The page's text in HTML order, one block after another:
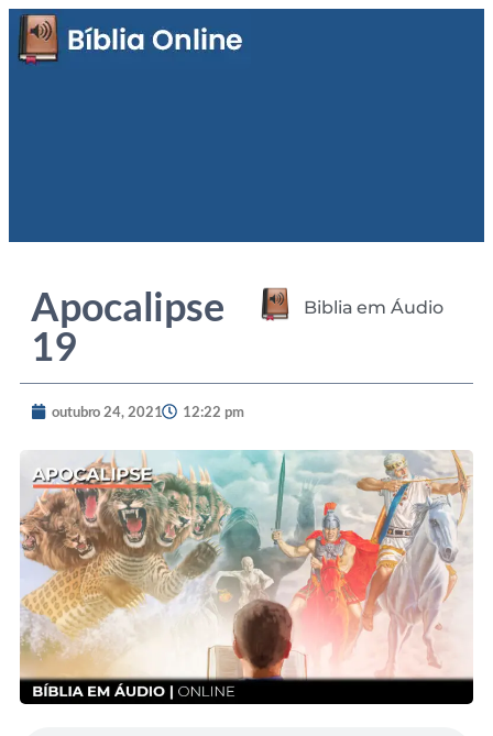
Apocalipse
19
Biblia em Áudio
outubro 24, 2021 12:22 pm